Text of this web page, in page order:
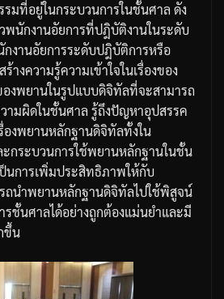
มที่อยู่ในกระบวนการในชั้นศาล ดัง
พนักงานอัยการที่ปฎิบัติงานในระดับ
กงานอัยการระดับปฎิบัติการหรือ
างความรู้ความเข้าใจในเรื่องของ
งพยานในรูปแบบดิจิทัลที่จะสามารถ
ามผิดในชั้นศาล รู้ถึงปัญหาอุปสรรค
องพยานหลักฐานดิจิทัลทั้งใน
ะกระบวนการใช้พยานหลักฐานในชั้น
นการเพิ่มประสิทธิภาพให้กับ
ถนำพยานหลักฐานดิจิทัลไปใช้พิสูจน์
ชั้นศาลได้อย่างถูกต้องแม่นยำและมี
ขึ้น